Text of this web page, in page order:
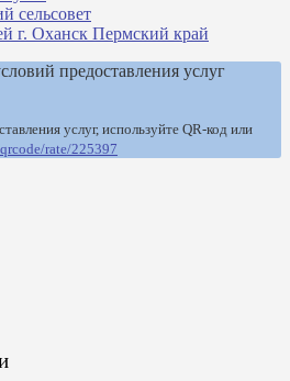
сельсовет
г. Оханск Пермский край
предоставления услуг
услуг, используйте QR-код или
rate/225397